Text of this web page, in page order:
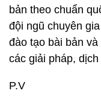
bản theo chuẩn
đội ngũ chuyên
đào tạo bài bản
các giải pháp,
P.V